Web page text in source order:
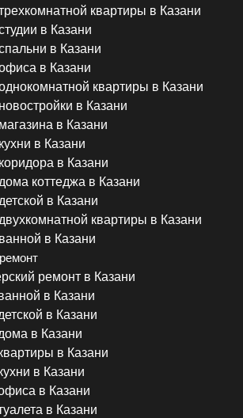
квартиры в Казани
в Казани
в Казани
в Казани
квартиры в Казани
в Казани
в Казани
в Казани
в Казани
коттеджа в Казани
в Казани
квартиры в Казани
в Казани
ремонт в Казани
в Казани
в Казани
в Казани
в Казани
в Казани
в Казани
в Казани